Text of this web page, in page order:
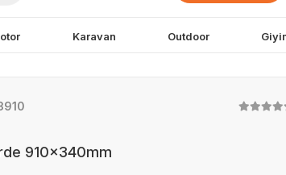
Karavan Outdoor
910x340mm